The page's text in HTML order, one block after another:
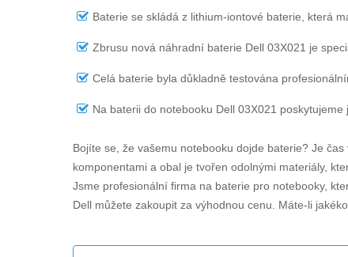
Baterie se skládá z lithium-iontové baterie, která
Zbrusu nová náhradní baterie Dell 03X021 je
Celá baterie byla důkladně testována
Na baterii do notebooku Dell 03X021 poskytujeme
Bojíte se, že vašemu notebooku dojde baterie? Je čas
komponentami a obal je tvořen odolnými materiály,
Jsme profesionální firma na baterie pro notebooky,
Dell můžete zakoupit za výhodnou cenu. Máte-li